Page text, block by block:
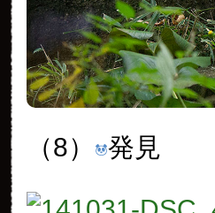
（8） 発見